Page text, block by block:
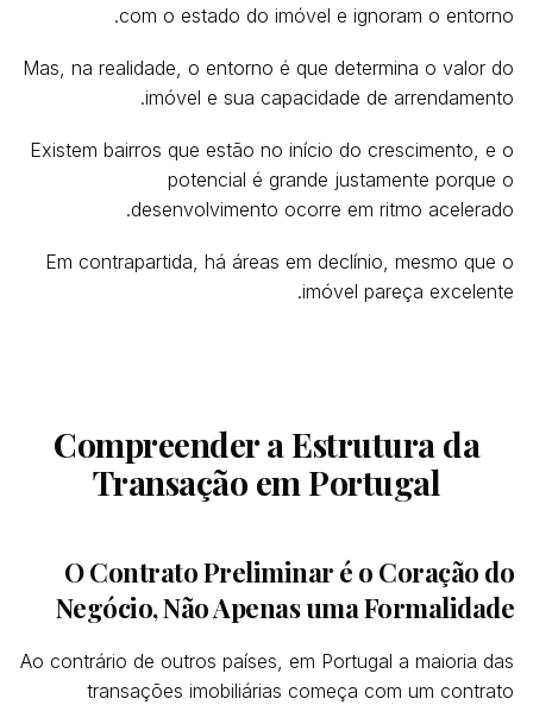
com o estado do imóvel e ignoram o entorno.
Mas, na realidade, o entorno é que determina o valor do
imóvel e sua capacidade de arrendamento.
Existem bairros que estão no início do crescimento, e o
potencial é grande justamente porque o
desenvolvimento ocorre em ritmo acelerado.
Em contrapartida, há áreas em declínio, mesmo que o
imóvel pareça excelente.
Compreender a Estrutura da
Transação em Portugal
O Contrato Preliminar é o Coração do
Negócio, Não Apenas uma Formalidade
Ao contrário de outros países, em Portugal a maioria das
transações imobiliárias começa com um contrato